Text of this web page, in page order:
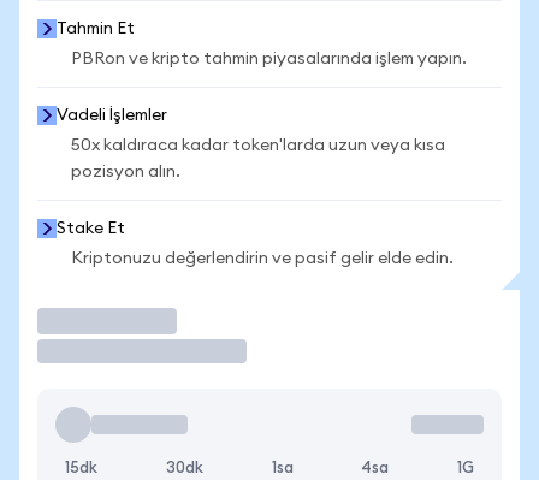
Tahmin Et
PBRon ve kripto tahmin piyasalarında işlem yapın.
Vadeli İşlemler
50x kaldıraca kadar token'larda uzun veya kısa
pozisyon alın.
Stake Et
Kriptonuzu değerlendirin ve pasif gelir elde edin.
15dk 30dk 1sa 4sa 1G